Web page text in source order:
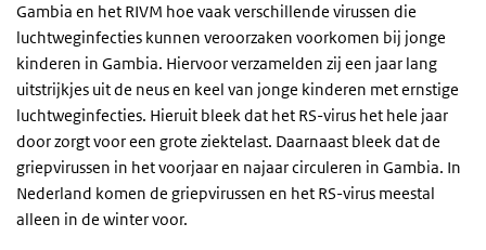
Gambia en het RIVM hoe vaak verschillende virussen die
luchtweginfecties kunnen veroorzaken voorkomen bij jonge
kinderen in Gambia. Hiervoor verzamelden zij een jaar lang
uitstrijkjes uit de neus en keel van jonge kinderen met ernstige
luchtweginfecties. Hieruit bleek dat het RS-virus het hele jaar
door zorgt voor een grote ziektelast. Daarnaast bleek dat de
griepvirussen in het voorjaar en najaar circuleren in Gambia. In
Nederland komen de griepvirussen en het RS-virus meestal
alleen in de winter voor.